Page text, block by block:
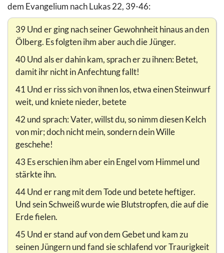
dem Evangelium nach Lukas 22, 39-46:
39 Und er ging nach seiner Gewohnheit hinaus an den
Ölberg. Es folgten ihm aber auch die Jünger.
40 Und als er dahin kam, sprach er zu ihnen: Betet,
damit ihr nicht in Anfechtung fallt!
41 Und er riss sich von ihnen los, etwa einen Steinwurf
weit, und kniete nieder, betete
42 und sprach: Vater, willst du, so nimm diesen Kelch
von mir; doch nicht mein, sondern dein Wille
geschehe!
43 Es erschien ihm aber ein Engel vom Himmel und
stärkte ihn.
44 Und er rang mit dem Tode und betete heftiger.
Und sein Schweiß wurde wie Blutstropfen, die auf die
Erde fielen.
45 Und er stand auf von dem Gebet und kam zu
seinen Jüngern und fand sie schlafend vor Traurigkeit